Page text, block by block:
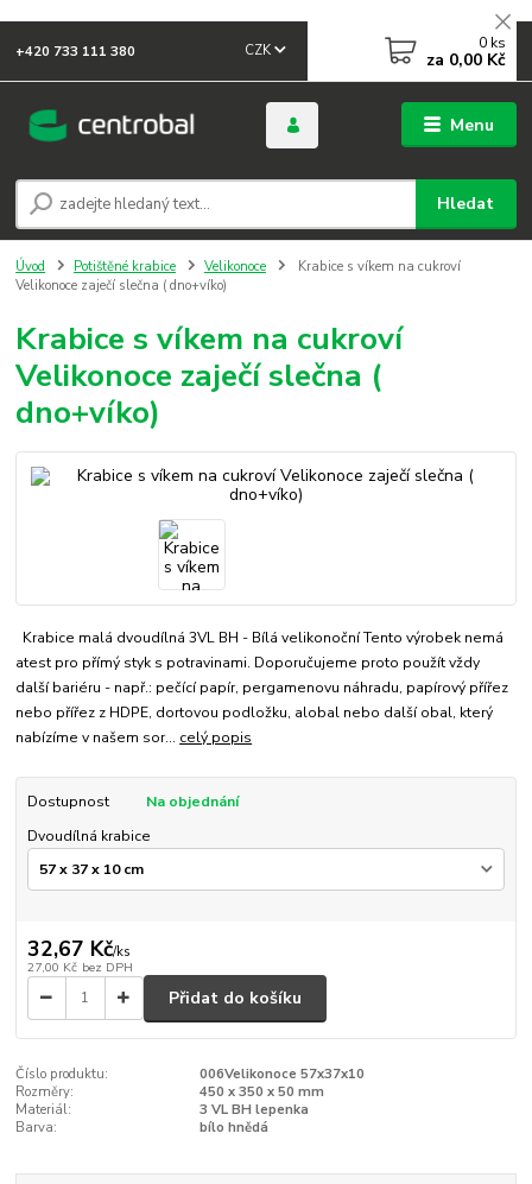
Menu
CZK
Hledat
+420 733 111 380 0 ks
za 0,00 Kč
Úvod Potištěné krabice Velikonoce
Krabice s víkem na cukroví
Velikonoce zaječí slečna ( dno+víko)
Krabice s víkem na cukroví
Velikonoce zaječí slečna (
dno+víko)
Krabice malá dvoudílná 3VL BH - Bílá velikonoční Tento výrobek nemá
atest pro přímý styk s potravinami. Doporučujeme proto použít vždy
další bariéru - např.: pečící papír, pergamenovu náhradu, papírový přířez
nebo přířez z HDPE, dortovou podložku, alobal nebo další obal, který
nabízíme v našem sor... celý popis
Dostupnost
Na objednání
Dvoudílná krabice
32,67 Kč/ks
27,00 Kč bez DPH
Přidat do košíku
Číslo produktu:
006Velikonoce 57x37x10
Rozměry:
450 x 350 x 50 mm
Materiál:
3 VL BH lepenka
Barva:
bílo hnědá